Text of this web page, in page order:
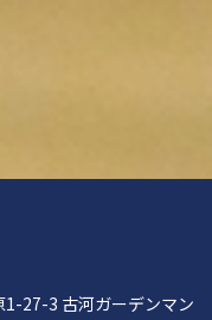
27-3 古河ガーデンマン